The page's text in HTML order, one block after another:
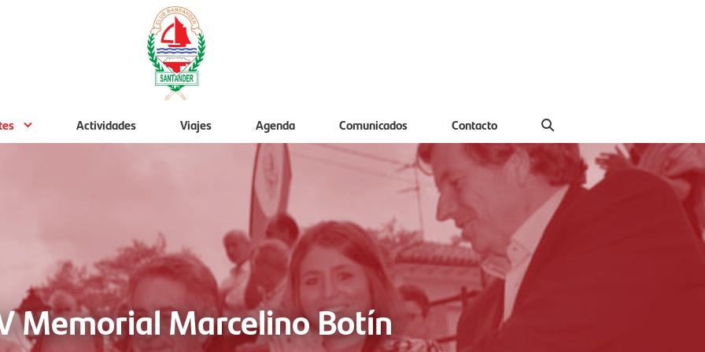
Actividades Viajes Agenda Comunicados Contacto
Memorial Marcelino Botín